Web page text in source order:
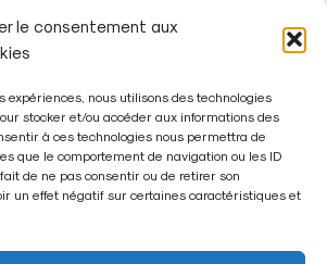
le consentement aux
expériences, nous utilisons des technologies
stocker et/ou accéder aux informations des
à ces technologies nous permettra de
que le comportement de navigation ou les ID
de ne pas consentir ou de retirer son
un effet négatif sur certaines caractéristiques et